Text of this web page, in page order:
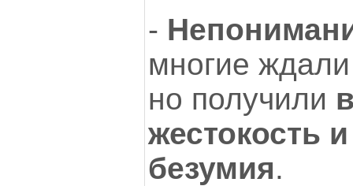
-
многие
но получили
жестокость
безумия.